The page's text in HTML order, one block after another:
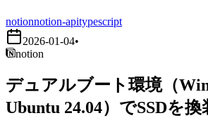
notionnotion-apitypescript
2026-01-04•
notion
デュアルブート環境（
Ubuntu 24.04）でSSDを